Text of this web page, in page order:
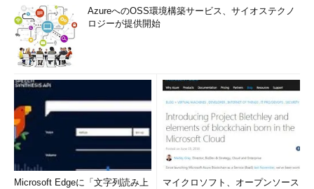
AzureへのOSS環境構築サービス、サイオステクノ
ロジーが提供開始
Microsoft Edgeに「文字列読み上
マイクロソフト、オープンソース